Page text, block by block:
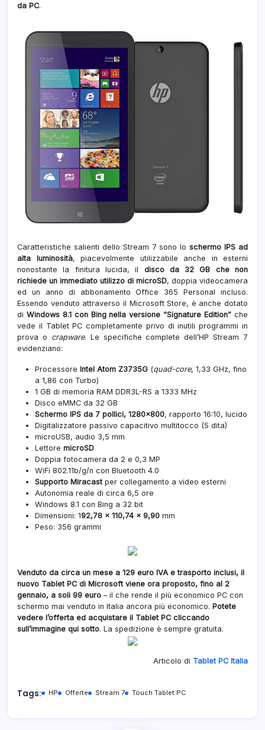
da PC.
Caratteristiche salienti dello Stream 7 sono loschermo IPS ad
alta luminosità, piacevolmente utilizzabile anche in esterni
nonostante la finitura lucida, il disco da 32 GB che non
richiede un immediato utilizzo di microSD, doppia videocamera
ed un anno di abbonamento Office 365 Personal incluso.
Essendo venduto attraverso il Microsoft Store, è anche dotato
di Windows 8.1 con Bing nella versione “Signature Edition” che
vede il Tablet PC completamente privo di inutili programmi in
prova o crapware. Le specifiche complete dell’HP Stream 7
evidenziano:
Processore Intel Atom Z3735G (quad-core, 1,33 GHz, fino
a 1,86 con Turbo)
1 GB di memoria RAM DDR3L-RS a 1333 MHz
Disco eMMC da 32 GB
Schermo IPS da 7 pollici, 1280×800, rapporto 16:10, lucido
Digitalizzatore passivo capacitivo multitocco (5 dita)
microUSB, audio 3,5 mm
Lettore microSD
Doppia fotocamera da 2 e 0,3 MP
WiFi 802.11b/g/n con Bluetooth 4.0
Supporto Miracast per collegamento a video esterni
Autonomia reale di circa 6,5 ore
Windows 8.1 con Bing a 32 bit
Dimensioni: 192,78 x 110,74 x 9,90 mm
Peso: 356 grammi
Venduto da circa un mese a 129 euro IVA e trasporto inclusi, il
nuovo Tablet PC di Microsoft viene ora proposto, fino al 2
gennaio, a soli 99 euro – il che rende il più economico PC con
schermo mai venduto in Italia ancora più economico. Potete
vedere l’offerta ed acquistare il Tablet PC cliccando
sull’immagine qui sotto. La spedizione è sempre gratuita.
Articolo di Tablet PC Italia
Tags: HP Offerte Stream 7 Touch Tablet PC